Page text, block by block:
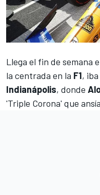
Llega el fin de semana
la centrada en la F1,
Indianápolis, donde
'Triple Corona' que